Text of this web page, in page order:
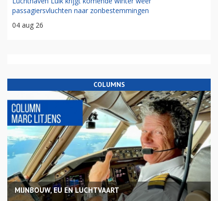
passagiersvluchten naar zonbestemmingen
04 aug 26
COLUMNS
MIJNBOUW, EU EN LUCHTVAART